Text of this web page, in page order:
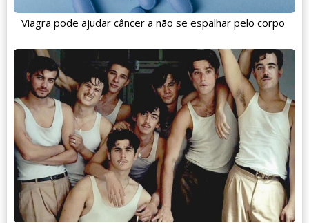
Viagra pode ajudar câncer a não se espalhar pelo corpo